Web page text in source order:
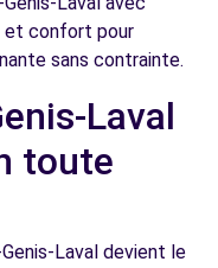
-
km
et confort pour
sans contrainte.
Laval
toute
Laval devient le